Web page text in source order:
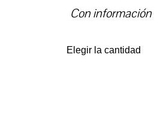
Con